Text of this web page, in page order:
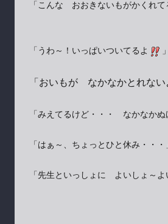
「こんな おおきないもがかくれて
「うわ～！いっぱいついてるよ 」
「おいもが なかなかとれない
「みえてるけど・・・ なかなかぬ
「はぁ～、ちょっとひと休み・・・
「先生といっしょに よいしょ～よ